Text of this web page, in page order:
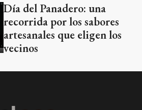
Día del Panadero: una
recorrida por los sabores
artesanales que eligen los
vecinos